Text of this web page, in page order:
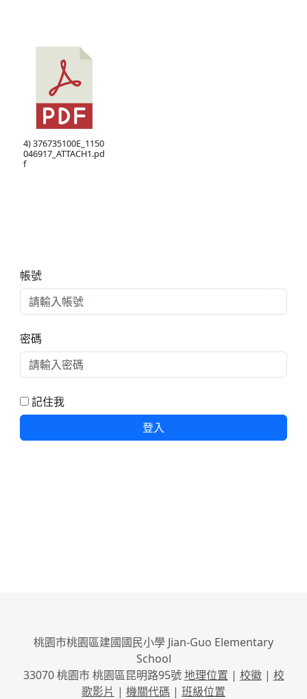
4) 376735100E_1150
046917_ATTACH1.pd
f
帳號
密碼
記住我
登入
桃園市桃園區建國國民小學 Jian-Guo Elementary
School
33070 桃園市 桃園區昆明路95號地理位置 | 校徽| 校
歌影片 | 機關代碼 | 班級位置